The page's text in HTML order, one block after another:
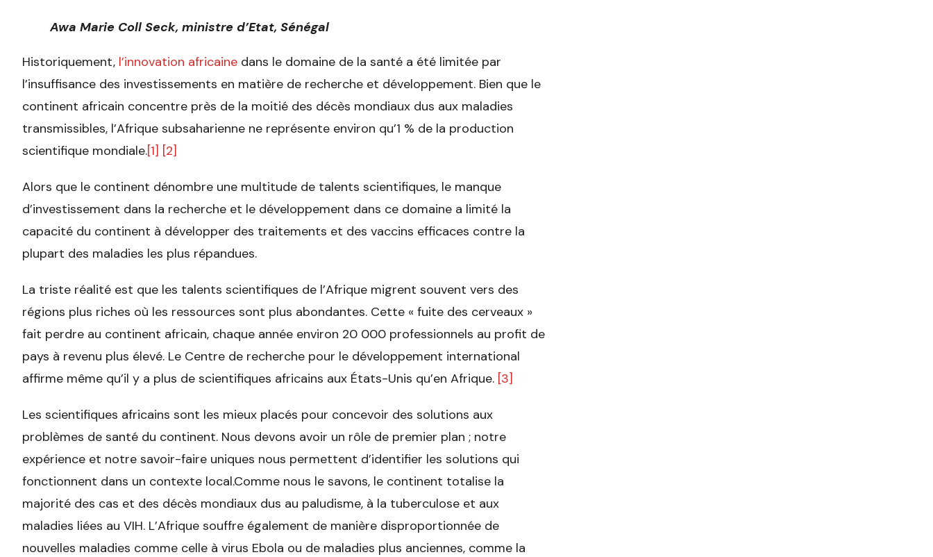
Awa Marie Coll Seck, ministre d’Etat, Sénégal
Historiquement, l’innovation africaine dans le domaine de la santé a été limitée par
l’insuffisance des investissements en matière de recherche et développement. Bien que le
continent africain concentre près de la moitié des décès mondiaux dus aux maladies
transmissibles, l’Afrique subsaharienne ne représente environ qu’1 % de la production
scientifique mondiale.[1] [2]
Alors que le continent dénombre une multitude de talents scientifiques, le manque
d’investissement dans la recherche et le développement dans ce domaine a limité la
capacité du continent à développer des traitements et des vaccins efficaces contre la
plupart des maladies les plus répandues.
La triste réalité est que les talents scientifiques de l’Afrique migrent souvent vers des
régions plus riches où les ressources sont plus abondantes. Cette « fuite des cerveaux »
fait perdre au continent africain, chaque année environ 20 000 professionnels au profit de
pays à revenu plus élevé. Le Centre de recherche pour le développement international
affirme même qu’il y a plus de scientifiques africains aux États-Unis qu’en Afrique. [3]
Les scientifiques africains sont les mieux placés pour concevoir des solutions aux
problèmes de santé du continent. Nous devons avoir un rôle de premier plan ; notre
expérience et notre savoir-faire uniques nous permettent d’identifier les solutions qui
fonctionnent dans un contexte local.Comme nous le savons, le continent totalise la
majorité des cas et des décès mondiaux dus au paludisme, à la tuberculose et aux
maladies liées au VIH. L’Afrique souffre également de manière disproportionnée de
nouvelles maladies comme celle à virus Ebola ou de maladies plus anciennes, comme la